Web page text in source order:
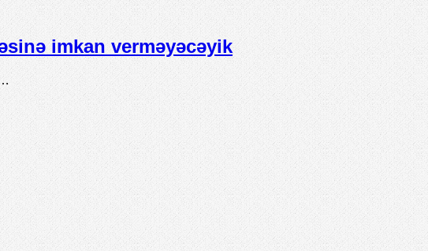
imkan verməyəcəyik